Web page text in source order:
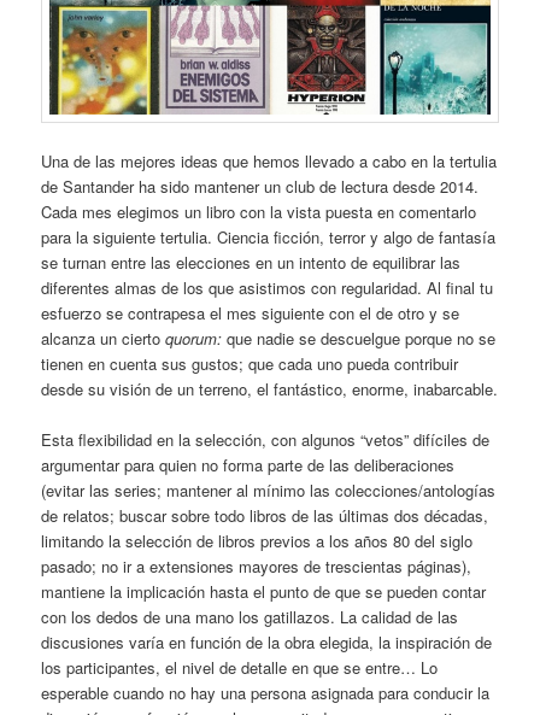
Una de las mejores ideas que hemos llevado a cabo en la tertulia
de Santander ha sido mantener un club de lectura desde 2014.
Cada mes elegimos un libro con la vista puesta en comentarlo
para la siguiente tertulia. Ciencia ficción, terror y algo de fantasía
se turnan entre las elecciones en un intento de equilibrar las
diferentes almas de los que asistimos con regularidad. Al final tu
esfuerzo se contrapesa el mes siguiente con el de otro y se
alcanza un ciertoquorum: que nadie se descuelgue porque no se
tienen en cuenta sus gustos; que cada uno pueda contribuir
desde su visión de un terreno, el fantástico, enorme, inabarcable.
Esta flexibilidad en la selección, con algunos “vetos” difíciles de
argumentar para quien no forma parte de las deliberaciones
(evitar las series; mantener al mínimo las colecciones/antologías
de relatos; buscar sobre todo libros de las últimas dos décadas,
limitando la selección de libros previos a los años 80 del siglo
pasado; no ir a extensiones mayores de trescientas páginas),
mantiene la implicación hasta el punto de que se pueden contar
con los dedos de una mano los gatillazos. La calidad de las
discusiones varía en función de la obra elegida, la inspiración de
los participantes, el nivel de detalle en que se entre… Lo
esperable cuando no hay una persona asignada para conducir la